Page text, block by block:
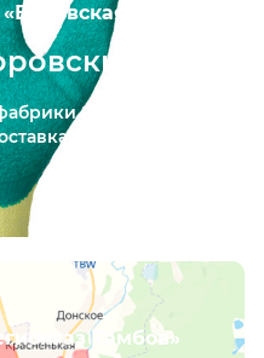
Западной
Тамбов»